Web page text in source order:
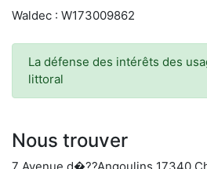
Waldec : W173009862
La défense des intérêts des
littoral
Nous trouver